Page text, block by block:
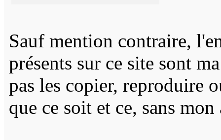
Sauf mention contraire,
présents sur ce site sont
pas les copier, reproduire
que ce soit et ce, sans